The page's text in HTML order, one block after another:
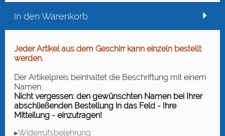
In den Warenkorb
Jeder Artikel aus dem Geschirr kann einzeln bestellt
werden.
Der Artikelpreis beinhaltet die Beschriftung mit einem
Namen.
Nicht vergessen: den gewünschten Namen bei Ihrer
abschließenden Bestellung in das Feld - Ihre
Mitteilung - einzutragen!
▸Widerrufsbelehrung